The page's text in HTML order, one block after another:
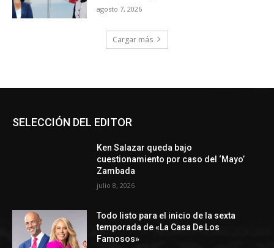
agosto 7, 2026
Cargar más
SELECCIÓN DEL EDITOR
Ken Salazar queda bajo
cuestionamiento por caso del ‘Mayo’
Zambada
julio 8, 2026
Todo listo para el inicio de la sexta
temporada de «La Casa De Los
Famosos»